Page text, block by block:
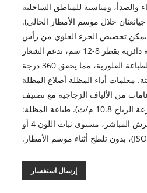
ومناسبة للمناطق الساحلية
خلال موسم الأمطار الحالي).
يمكن تخصيص الجزء العلوي من رأس
المظلة بمساحة إعلانية دائرية بقطر 8-12 سم، تدعم الشعار
المنقوش ثلاثي الأبعاد أو الطباعة الفلورية، مما يحقق 360 درجة
معلمات أداء المظلة أضلاع المظلة
المطابقة: 6-8 دعامات من الألياف الزجاجية مع تصنيف
مقاومة الرياح 5-6 (سرعة الرياح 10.8 م/ث). طباعة المظلة:
باستخدام الحبر المذيب بالرش المباشر، مستوى ثبات اللون 4 أو
إرسال استفسار